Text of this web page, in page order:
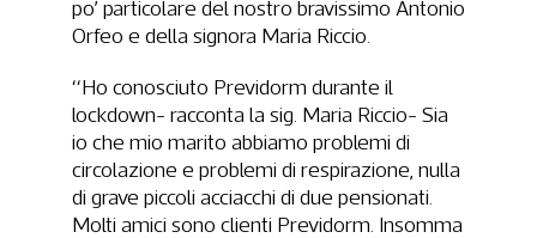
po’ particolare del nostro bravissimo Antonio
Orfeo e della signora Maria Riccio.
“Ho conosciuto Previdorm durante il
lockdown- racconta la sig. Maria Riccio- Sia
io che mio marito abbiamo problemi di
circolazione e problemi di respirazione, nulla
di grave piccoli acciacchi di due pensionati.
Molti amici sono clienti Previdorm. Insomma